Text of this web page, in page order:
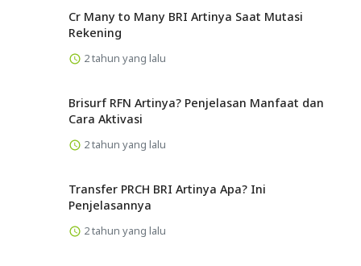
Cr Many to Many BRI Artinya Saat Mutasi
Rekening
2 tahun yang lalu
Brisurf RFN Artinya? Penjelasan Manfaat dan
Cara Aktivasi
2 tahun yang lalu
Transfer PRCH BRI Artinya Apa? Ini
Penjelasannya
2 tahun yang lalu